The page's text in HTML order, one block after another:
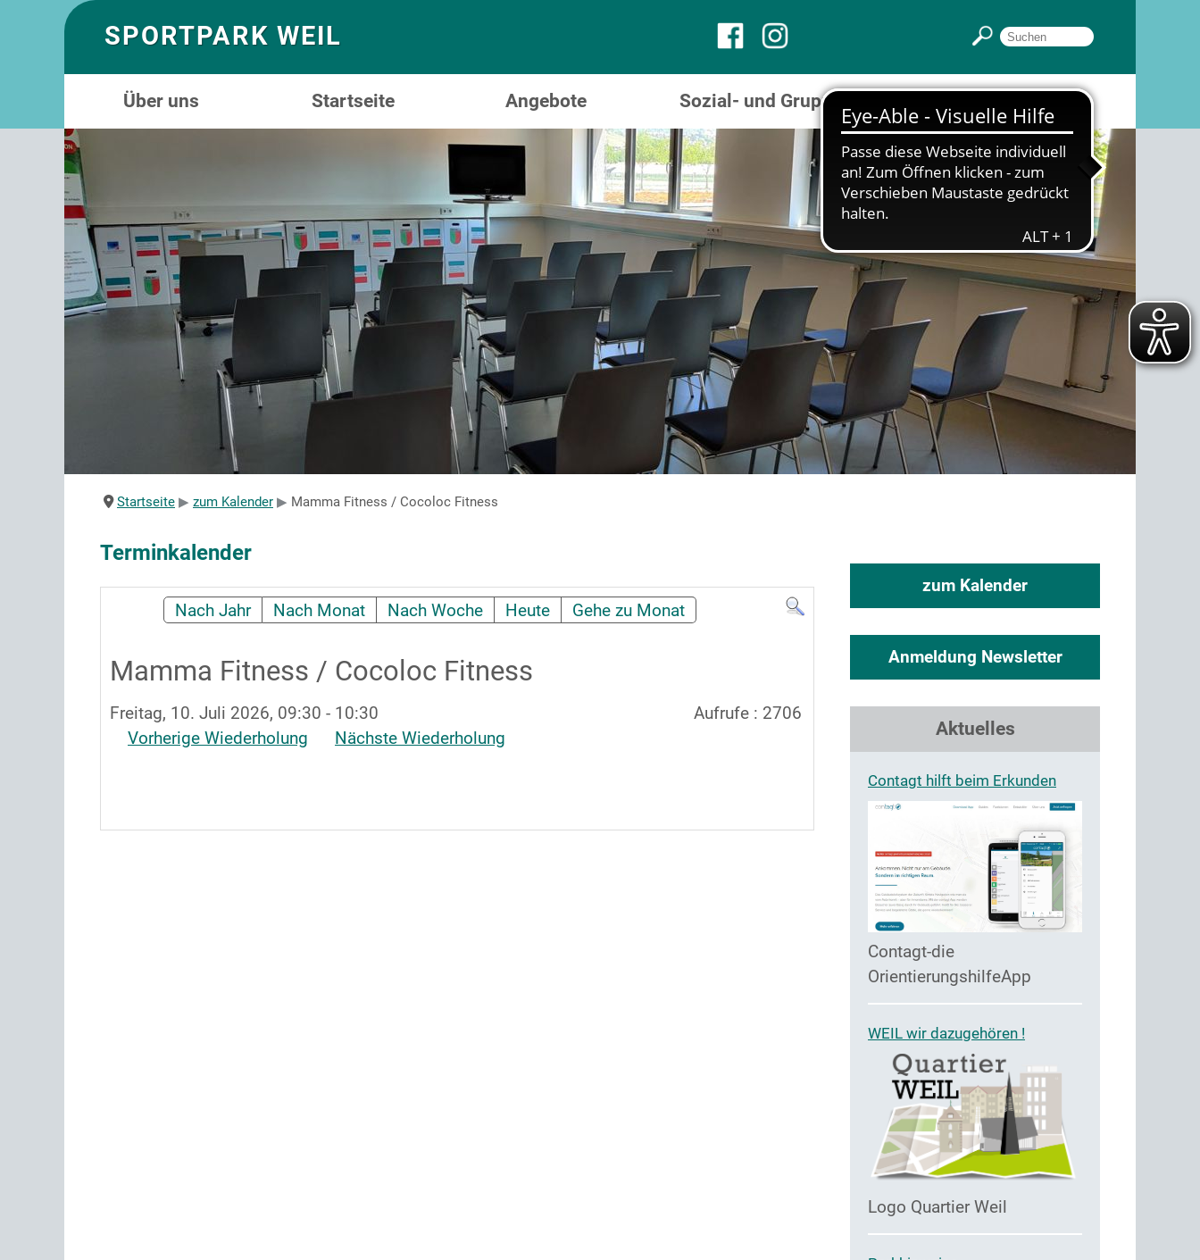
SPORTPARK WEIL
Über uns Startseite Angebote Sozial- und Gruppenräume
Startseite zum Kalender Mamma Fitness / Cocoloc Fitness
Terminkalender
Nach Jahr Nach Monat Nach Woche Heute Gehe zu Monat
Mamma Fitness / Cocoloc Fitness
Freitag, 10. Juli 2026, 09:30 - 10:30
Vorherige Wiederholung
Nächste Wiederholung
Aufrufe : 2706
zum Kalender
Anmeldung Newsletter
Aktuelles
Contagt hilft beim Erkunden
Contagt-die
OrientierungshilfeApp
WEIL wir dazugehören !
Logo Quartier Weil